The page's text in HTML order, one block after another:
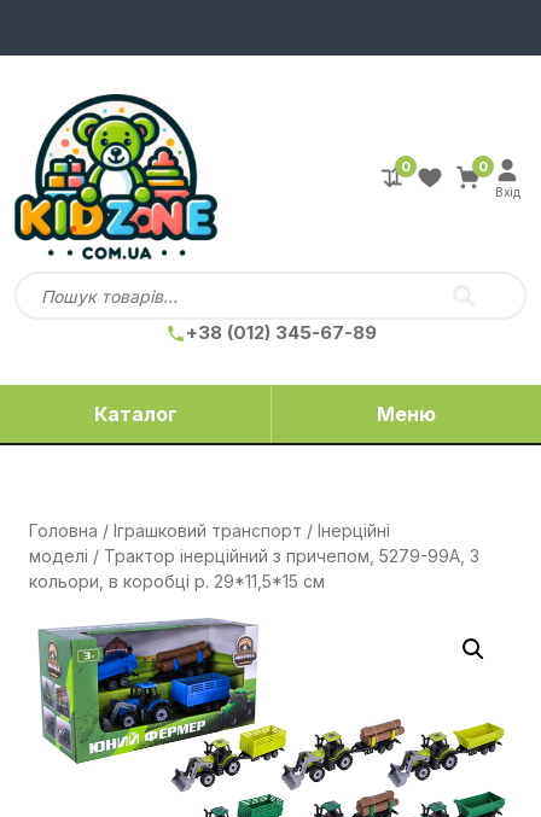
+38 (012) 345-67-89
0 0
Вхід
Каталог Меню
Головна / Іграшковий транспорт / Інерційні
моделі / Трактор інерційний з причепом, 5279-99A, 3
кольори, в коробці р. 29*11,5*15 см